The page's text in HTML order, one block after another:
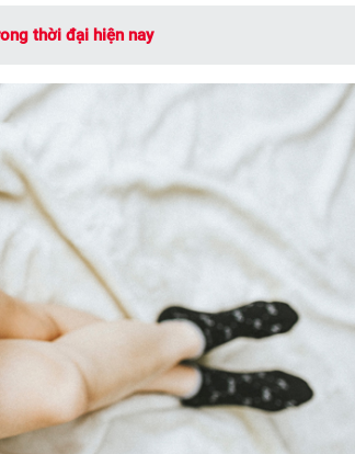
thời đại hiện nay